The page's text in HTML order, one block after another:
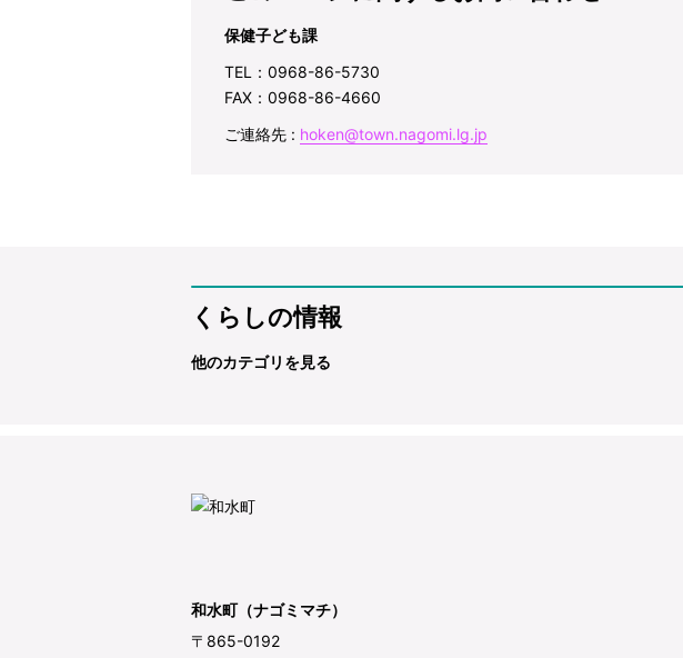
保健子ども課
TEL：0968-86-5730
FAX：0968-86-4660
ご連絡先 : hoken@town.nagomi.lg.jp
くらしの情報
他のカテゴリを見る
和水町（ナゴミマチ）
〒865-0192